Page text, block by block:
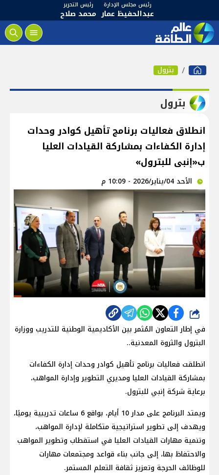
رئيس مجلس الإدارة
عبدالحفيظ عمار
رئيس التحرير
محمد صلاح
بترول
بترول
انطلاق فعاليات برنامج تأهيل كوادر وحدات
إدارة الكفاءات بمشاركة القيادات العليا
ب«إنبى للبترول»
الأحد 04/يناير/2026 - 10:09 م
شارك
في إطار التعاون المُثمر بين الأكاديمية الوطنية للتدريب ووزارة
البترول والثروة المعدنية..
انطلقت فعاليات برنامج تأهيل كوادر وحدات إدارة الكفاءات
بمشاركة القيادات العليا ومديري التطوير وإدارة المواهب،
برعاية شركة إنبي للبترول.
ويمتد البرنامج على مدار 10 أيام، بواقع 6 ساعات تدريبية يوميًا،
ويهدف إلى تطوير استراتيجية متكاملة لإدارة المواهب،
وتنمية مهارات القيادات العليا في استقطاب وتطوير المواهب
والاحتفاظ بها، إلى جانب بناء قواعد ومجتمعات مهارات
للوظائف الحرجة وتعزيز ثقافة التعلم المستمر.